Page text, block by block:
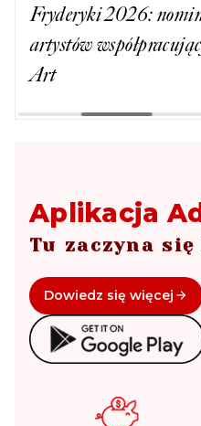
Fryderyki 2026:
artystów
Art
Aplikacja
Tu zaczyna
Dowiedz się więcej